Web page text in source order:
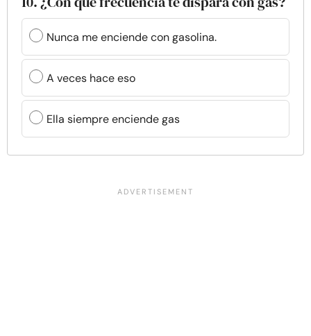
Nunca me enciende con gasolina.
A veces hace eso
Ella siempre enciende gas